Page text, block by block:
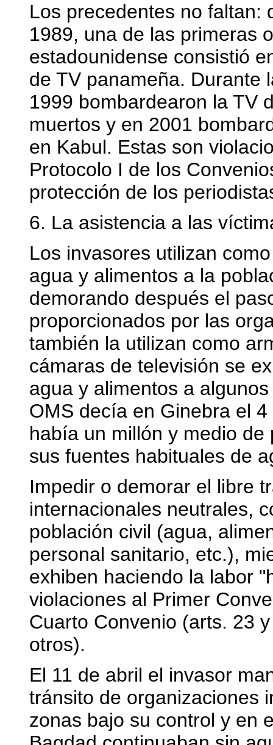
Los precedentes no faltan:
1989, una de las primeras
estadounidense consistió
de TV panameña. Durante
1999 bombardearon la TV
muertos y en 2001
en Kabul. Estas son
Protocolo I de los
protección de los
6. La asistencia a las
Los invasores utilizan
agua y alimentos a la
demorando después el
proporcionados por las
también la utilizan como
cámaras de televisión se
agua y alimentos a
OMS decía en Ginebra el
había un millón y medio
sus fuentes habituales de
Impedir o demorar el libre
internacionales neutrales,
población civil (agua,
personal sanitario, etc.),
exhiben haciendo la labor
violaciones al Primer
Cuarto Convenio (arts. 23
otros).
El 11 de abril el invasor
tránsito de organizaciones
zonas bajo su control y en